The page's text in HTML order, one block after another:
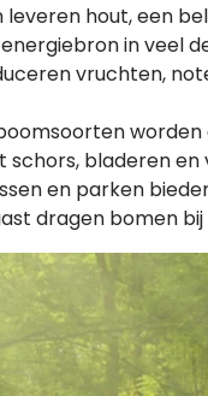
leveren hout, een
in veel
vruchten,
schors, bladeren
en parken
dragen bomen